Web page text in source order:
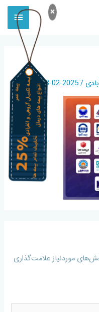
×
/
2025-02-23
موردنیاز علامت‌گذاری